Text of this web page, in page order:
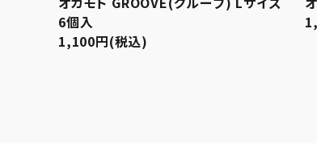
6個入
1,100円(税込)